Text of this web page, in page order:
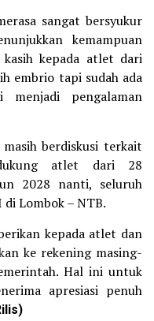
sangat bersyukur
kemampuan
kasih kepada atlet dari
embrio tapi sudah ada
pengalaman
berdiskusi terkait
atlet dari 28
2028 nanti, seluruh
Lombok – NTB.
kepada atlet dan
ke rekening masing-
Hal ini untuk
apresiasi penuh